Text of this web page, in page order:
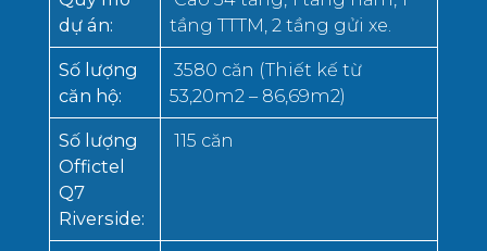
dự án:
tầng TTTM, 2 tầng gửi xe.
Số lượng
căn hộ:
3580 căn (Thiết kế từ
53,20m2 – 86,69m2)
Số lượng
Offictel
Q7
Riverside:
115 căn